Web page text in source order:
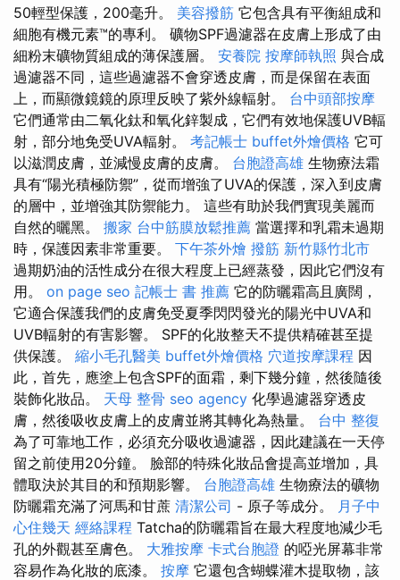
50輕型保護，200毫升。 美容撥筋 它包含具有平衡組成和
細胞有機元素™的專利。 礦物SPF過濾器在皮膚上形成了由
細粉末礦物質組成的薄保護層。 安養院 按摩師執照 與合成
過濾器不同，這些過濾器不會穿透皮膚，而是保留在表面
上，而顯微鏡鏡的原理反映了紫外線輻射。 台中頭部按摩
它們通常由二氧化鈦和氧化鋅製成，它們有效地保護UVB輻
射，部分地免受UVA輻射。 考記帳士 buffet外燴價格 它可
以滋潤皮膚，並減慢皮膚的皮膚。 台胞證高雄 生物療法霜
具有“陽光積極防禦”，從而增強了UVA的保護，深入到皮膚
的層中，並增強其防禦能力。 這些有助於我們實現美麗而
自然的曬黑。 搬家 台中筋膜放鬆推薦 當選擇和乳霜未過期
時，保護因素非常重要。 下午茶外燴 撥筋 新竹縣竹北市
過期奶油的活性成分在很大程度上已經蒸發，因此它們沒有
用。 on page seo 記帳士 書 推薦 它的防曬霜高且廣闊，
它適合保護我們的皮膚免受夏季閃閃發光的陽光中UVA和
UVB輻射的有害影響。 SPF的化妝整天不提供精確甚至提
供保護。 縮小毛孔醫美 buffet外燴價格 穴道按摩課程 因
此，首先，應塗上包含SPF的面霜，剩下幾分鐘，然後隨後
裝飾化妝品。 天母 整骨 seo agency 化學過濾器穿透皮
膚，然後吸收皮膚上的皮膚並將其轉化為熱量。 台中 整復
為了可靠地工作，必須充分吸收過濾器，因此建議在一天停
留之前使用20分鐘。 臉部的特殊化妝品會提高並增加，具
體取決於其目的和預期影響。 台胞證高雄 生物療法的礦物
防曬霜充滿了河馬和甘蔗 清潔公司 - 原子等成分。 月子中
心住幾天 經絡課程 Tatcha的防曬霜旨在最大程度地減少毛
孔的外觀甚至膚色。 大雅按摩 卡式台胞證 的啞光屏幕非常
容易作為化妝的底漆。 按摩 它還包含蝴蝶灌木提取物，該